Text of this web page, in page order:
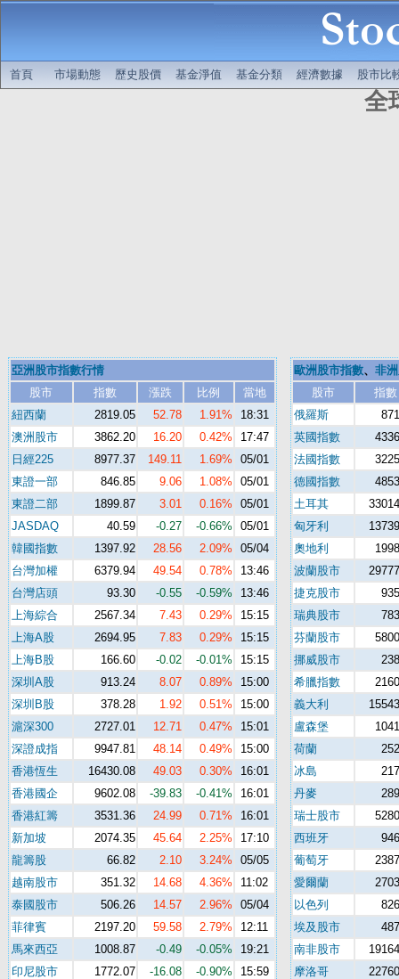
首頁 市場動態 歷史股價 基金淨值 基金分類 經濟數據 股市比
全
亞洲股市指數行情
股市
指數 漲跌 比例
當地
紐西蘭
2819.05 52.78 1.91%
18:31
澳洲股市
3862.20 16.20 0.42%
17:47
日經225
8977.37 149.11 1.69%
05/01
東證一部
846.85 9.06 1.08%
05/01
東證二部
1899.87 3.01 0.16%
05/01
JASDAQ
40.59 -0.27 -0.66%
05/01
韓國指數
1397.92 28.56 2.09%
05/04
台灣加權
6379.94 49.54 0.78%
13:46
台灣店頭
93.30 -0.55 -0.59%
13:46
上海綜合
2567.34 7.43 0.29%
15:15
上海A股
2694.95 7.83 0.29%
15:15
上海B股
166.60 -0.02 -0.01%
15:15
深圳A股
913.24 8.07 0.89%
15:00
深圳B股
378.28 1.92 0.51%
15:00
滬深300
2727.01 12.71 0.47%
15:01
深證成指
9947.81 48.14 0.49%
15:00
香港恆生
16430.08 49.03 0.30%
16:01
香港國企
9602.08 -39.83 -0.41%
16:01
香港紅籌
3531.36 24.99 0.71%
16:01
新加坡
2074.35 45.64 2.25%
17:10
龍籌股
66.82 2.10 3.24%
05/05
越南股市
351.32 14.68 4.36%
11:02
泰國股市
506.26 14.57 2.96%
05/04
菲律賓
2197.20 59.58 2.79%
12:11
馬來西亞
1008.87 -0.49 -0.05%
19:21
印尼股市
1772.07 -16.08 -0.90%
15:59
歐洲股市指數、 非
股市
指數
俄羅斯
英國指數
法國指數
德國指數
土耳其
匈牙利
奧地利
波蘭股市
捷克股市
瑞典股市
芬蘭股市
挪威股市
希臘指數
義大利
盧森堡
荷蘭
冰島
丹麥
瑞士股市
西班牙
葡萄牙
愛爾蘭
以色列
埃及股市
南非股市
摩洛哥